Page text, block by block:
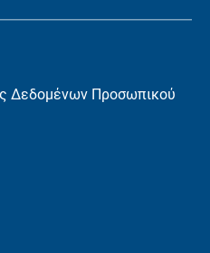
Δεδομένων Προσωπικού